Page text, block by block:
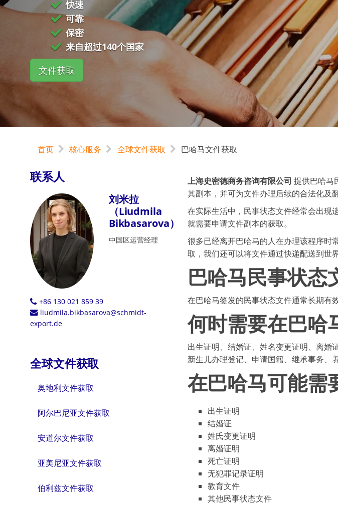
快速
可靠
保密
来自超过140个国家
文件获取
首页 核心服务 全球文件获取 巴哈马文件获取
联系人
刘米拉
（Liudmila
Bikbasarova）
中国区运营经理
+86 130 021 859 39
liudmila.bikbasarova@schmidt-
export.de
全球文件获取
奥地利文件获取
阿尔巴尼亚文件获取
安道尔文件获取
亚美尼亚文件获取
伯利兹文件获取
上海史密德商务咨询有限公司 提供巴哈马
其副本，并可为文件办理后续的合法化及翻
在实际生活中，民事状态文件经常会出现
就需要申请文件副本的获取。
很多已经离开巴哈马的人在办理该程序时
取，我们还可以将文件通过快递配送到世
巴哈马民事状态
在巴哈马签发的民事状态文件通常长期有
何时需要在巴哈
出生证明、结婚证、姓名变更证明、离婚
新生儿办理登记、申请国籍、继承事务、
在巴哈马可能需
出生证明
结婚证
姓氏变更证明
离婚证明
死亡证明
无犯罪记录证明
教育文件
其他民事状态文件